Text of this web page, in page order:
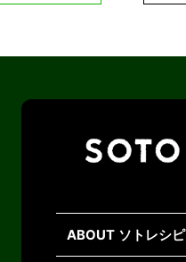
ABOUT ソトレシピ